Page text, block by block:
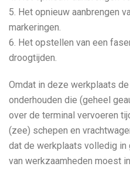
5. Het opnieuw aanbrengen
markeringen.
6. Het opstellen van een
droogtijden.
Omdat in deze werkplaats
onderhouden die (geheel
over de terminal vervoeren
(zee) schepen en
dat de werkplaats volledig in
van werkzaamheden moest